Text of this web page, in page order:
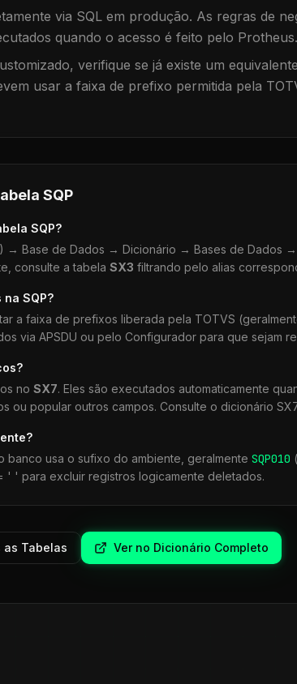
via SQL em produção. As regras de
quando o acesso é feito pelo Protheus.
verifique se já existe um
usar a faixa de prefixo permitida pela
SQP
SQP?
→ Base de Dados → Dicionário → Bases de Dados
consulte a tabela SX3 filtrando pelo alias
na SQP?
a faixa de prefixos liberada pela TOTVS
via APSDU ou pelo Configurador para que sejam
no SX7. Eles são executados automaticamente
ou popular outros campos. Consulte o dicionário
usa o sufixo do ambiente, geralmente SQP010
' ' para excluir registros logicamente deletados.
as Tabelas Ver no Dicionário Completo